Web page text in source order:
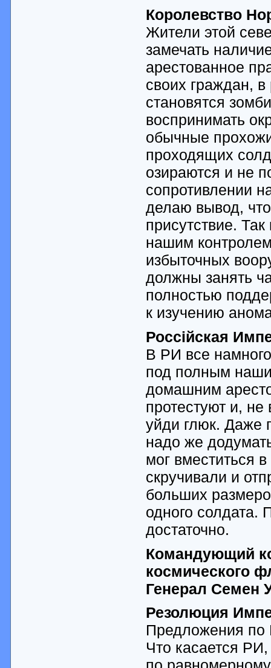
Королевство
Жители этой
замечать
арестованное
своих граждан, в
становятся
воспринимать
обычные
проходящих
озираются и не
сопротивлении
делаю вывод,
присутствие.
нашим
избыточных
должны занять
полностью
к изучению
Россiйская
В РИ все
под полным
домашним
протестуют и,
уйди глюк. Даже
надо же
мог вместиться
скручивали и
больших
одного солдата.
достаточно.
Командующий
космического
Генерал Семен
Резолюция
Предложения по
Что касается